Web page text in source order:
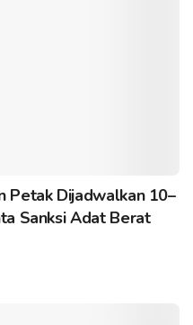
Petak Dijadwalkan 10–
Sanksi Adat Berat